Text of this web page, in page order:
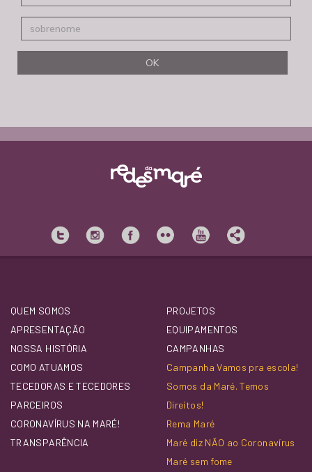
QUEM SOMOS
APRESENTAÇÃO
NOSSA HISTÓRIA
COMO ATUAMOS
TECEDORAS E TECEDORES
PARCEIROS
CORONAVÍRUS NA MARÉ!
TRANSPARÊNCIA
PROJETOS
EQUIPAMENTOS
CAMPANHAS
Campanha Vamos pra escola!
Somos da Maré. Temos
Direitos!
Rema Maré
Maré diz NÃO ao Coronavírus
Maré sem fome